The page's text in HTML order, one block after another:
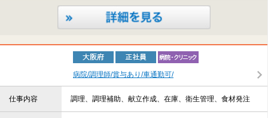
病院/調理師/賞与あり/車通勤可/
仕事内容 調理、調理補助、献立作成、在庫、衛生管理、食材発注